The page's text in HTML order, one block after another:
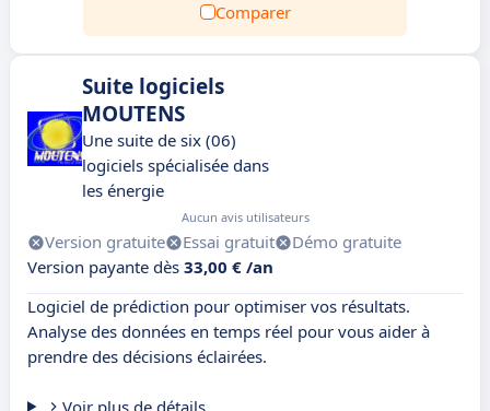
Comparer
Suite logiciels
MOUTENS
Une suite de six (06)
logiciels spécialisée dans
les énergie
Aucun avis utilisateurs
Version gratuite Essai gratuit
Démo gratuite
Version payante dès 33,00 € /an
Logiciel de prédiction pour optimiser vos résultats.
Analyse des données en temps réel pour vous aider à
prendre des décisions éclairées.
Voir plus de détails